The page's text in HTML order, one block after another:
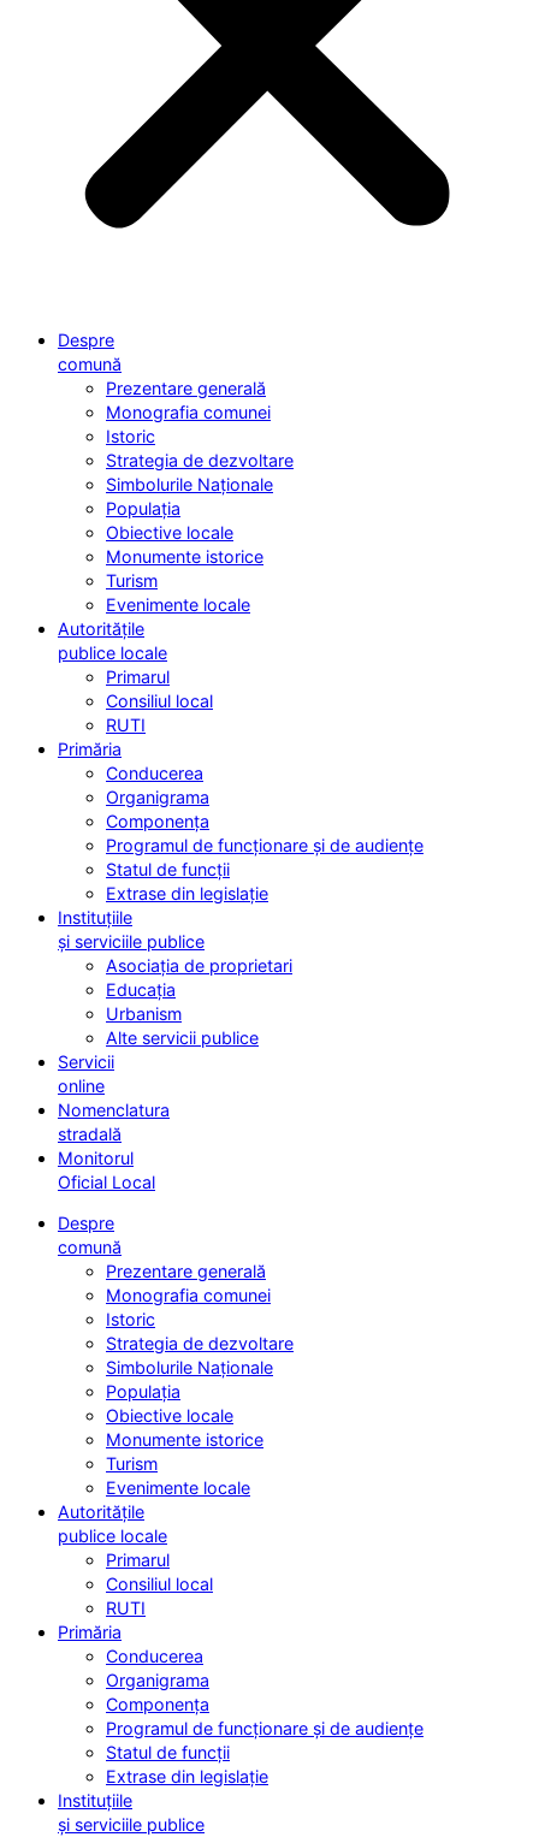
Despre
comună
Prezentare generală
Monografia comunei
Istoric
Strategia de dezvoltare
Simbolurile Naționale
Populația
Obiective locale
Monumente istorice
Turism
Evenimente locale
Autoritățile
publice locale
Primarul
Consiliul local
RUTI
Primăria
Conducerea
Organigrama
Componența
Programul de funcționare și de audiențe
Statul de funcții
Extrase din legislație
Instituțiile
și serviciile publice
Asociația de proprietari
Educația
Urbanism
Alte servicii publice
Servicii
online
Nomenclatura
stradală
Monitorul
Oficial Local
Despre
comună
Prezentare generală
Monografia comunei
Istoric
Strategia de dezvoltare
Simbolurile Naționale
Populația
Obiective locale
Monumente istorice
Turism
Evenimente locale
Autoritățile
publice locale
Primarul
Consiliul local
RUTI
Primăria
Conducerea
Organigrama
Componența
Programul de funcționare și de audiențe
Statul de funcții
Extrase din legislație
Instituțiile
și serviciile publice